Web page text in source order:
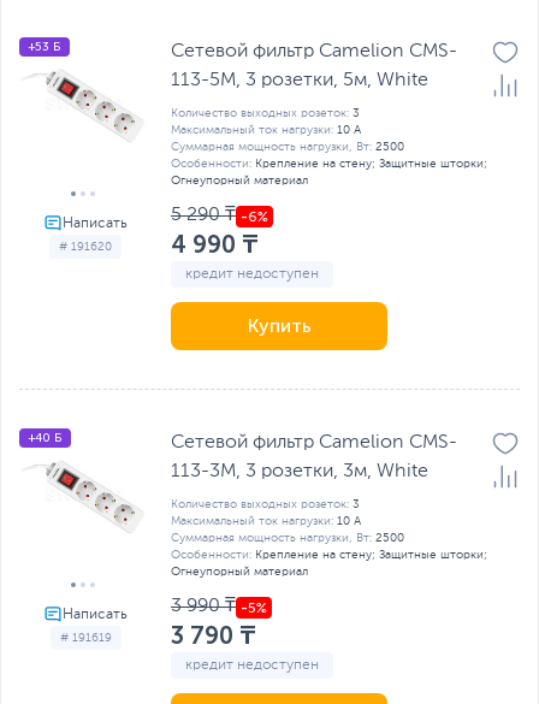
# 191620
+53 Б
Сетевой фильтр Camelion CMS-
113-5M, 3 розетки, 5м, White
Количество выходных розеток: 3
Максимальный ток нагрузки: 10 А
Суммарная мощность нагрузки, Вт: 2500
Особенности: Крепление на стену; Защитные шторки;
Огнеупорный материал
5 290 ₸
4 990 ₸
кредит недоступен
Купить
# 191619
+40 Б
Сетевой фильтр Camelion CMS-
113-3M, 3 розетки, 3м, White
Количество выходных розеток: 3
Максимальный ток нагрузки: 10 А
Суммарная мощность нагрузки, Вт: 2500
Особенности: Крепление на стену; Защитные шторки;
Огнеупорный материал
3 990 ₸
3 790 ₸
кредит недоступен